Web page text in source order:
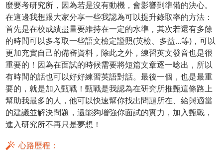
麼要考研究所，因為若是沒有動機，會影響到準備的決心。
在這邊我想跟大家分享一些我認為可以提升錄取率的方法：
首先是在校成績盡量要維持在一定的水準，其次若還有多餘
的時間可以多考取一些語文檢定證照(英檢、多益...等)，可以
更加充實自己的備審資料，除此之外，練習英文發音也是很
重要的！因為在面試的時候需要將短篇文章逐一唸出，所以
有時間的話也可以好好練習英語對話。最後一個，也是最重
要的，就是加入甄戰！甄戰是我認為在研究所推甄這條路上
幫助我最多的人，他可以快速幫你找出問題所在、給與適當
的建議並解決問題，還能夠增強你面試的實力，加入甄戰，
進入研究所不再只是夢想！
心路歷程：